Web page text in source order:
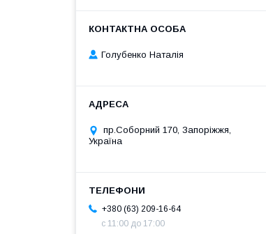
Голубенко Наталія
пр.Соборний 170, Запоріжжя,
Україна
+380 (63) 209-16-64
с 11:00 до 17:00